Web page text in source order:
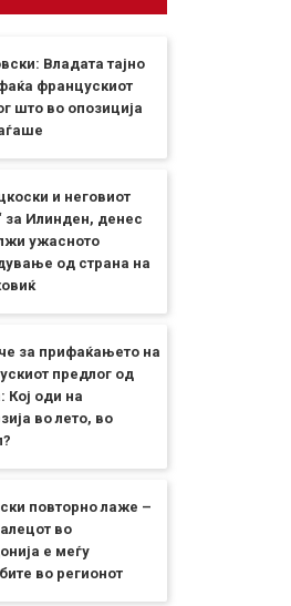
Владата тајно
францускиот
што во опозиција
и неговиот
за Илинден, денес
ужасното
од страна на
за прифаќањето на
предлог од
Кој оди на
во лето, во
повторно лаже –
во
е меѓу
во регионот